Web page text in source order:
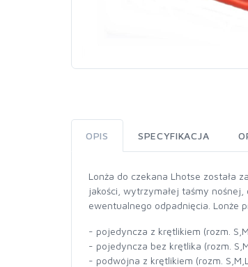
OPIS SPECYFIKACJA
Lonża do czekana Lhotse została
jakości, wytrzymałej taśmy
ewentualnego odpadnięcia. Lonże
- pojedyncza z krętlikiem (rozm.
- pojedyncza bez krętlika (rozm.
- podwójna z krętlikiem (rozm.